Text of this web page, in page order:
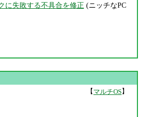
に失敗する不具合を修正 (ニッチなPC
【 マルチOS】